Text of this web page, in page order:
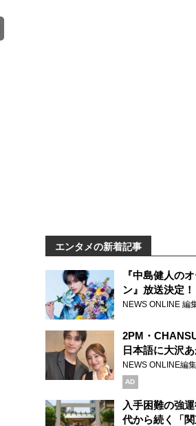
エンタメの新着記事
『中島健人の
ン』放送決定！
NEWS ONLINE 編
2PM・
日本語に大沢
NEWS ONLINE編
AD
入手困難の強
代から続く「